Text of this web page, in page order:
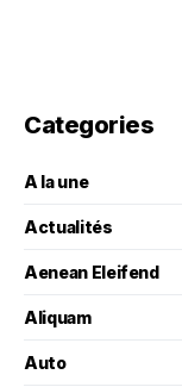
Categories
A la une
Actualités
Aenean Eleifend
Aliquam
Auto